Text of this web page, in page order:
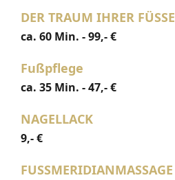
DER TRAUM IHRER FÜSSE
ca. 60 Min. - 99,- €
Fußpflege
ca. 35 Min. - 47,- €
NAGELLACK
9,- €
FUSSMERIDIANMASSAGE